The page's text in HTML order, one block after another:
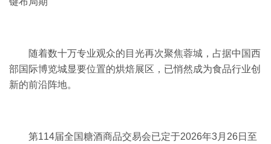
随着数十万专业观众的目光再次聚焦蓉城，占据中国西
部国际博览城显要位置的烘焙展区，已悄然成为食品行业创
新的前沿阵地。
第114届全国糖酒商品交易会已定于2026年3月26日至